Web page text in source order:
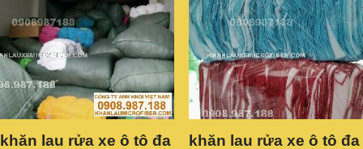
khăn lau rửa xe ô tô đa
khăn lau rửa xe ô tô đa